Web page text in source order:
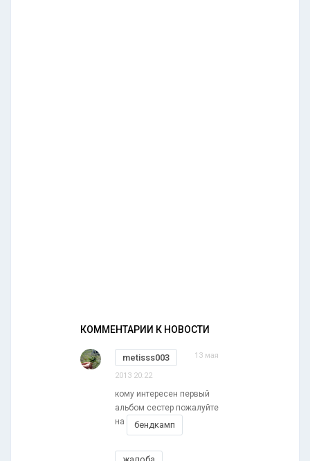
КОММЕНТАРИИ К НОВОСТИ
metisss003 13 мая
2013 20:22
кому интересен первый
альбом сестер пожалуйте
на
бендкамп